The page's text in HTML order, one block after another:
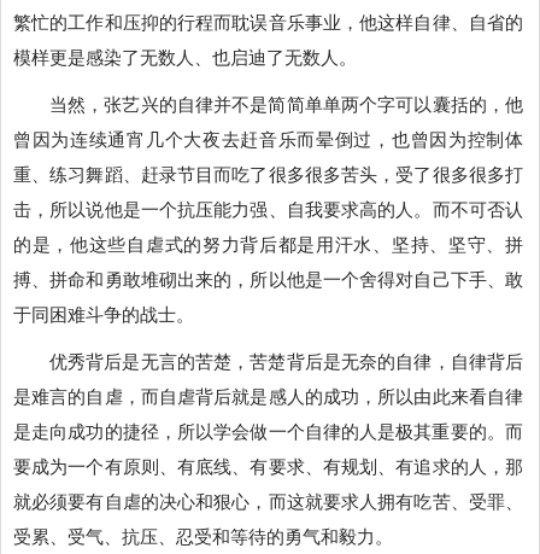
繁忙的工作和压抑的行程而耽误音乐事业，他这样自律、自省的
模样更是感染了无数人、也启迪了无数人。
当然，张艺兴的自律并不是简简单单两个字可以囊括的，他
曾因为连续通宵几个大夜去赶音乐而晕倒过，也曾因为控制体
重、练习舞蹈、赶录节目而吃了很多很多苦头，受了很多很多打
击，所以说他是一个抗压能力强、自我要求高的人。而不可否认
的是，他这些自虐式的努力背后都是用汗水、坚持、坚守、拼
搏、拼命和勇敢堆砌出来的，所以他是一个舍得对自己下手、敢
于同困难斗争的战士。
优秀背后是无言的苦楚，苦楚背后是无奈的自律，自律背后
是难言的自虐，而自虐背后就是感人的成功，所以由此来看自律
是走向成功的捷径， 所以学会做一个自律的人是极其重要的。而
要成为一个有原则、有底线、有要求、有规划、有追求的人，那
就必须要有自虐的决心和狠心，而这就要求人拥有吃苦、受罪、
受累、受气、抗压、忍受和等待的勇气和毅力。